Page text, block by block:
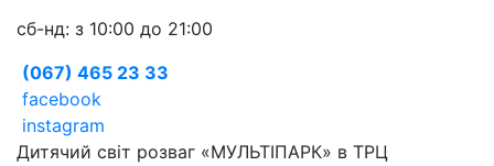
сб-нд: з 10:00 до 21:00
(067) 465 23 33
facebook
instagram
Дитячий світ розваг «МУЛЬТІПАРК» в ТРЦ